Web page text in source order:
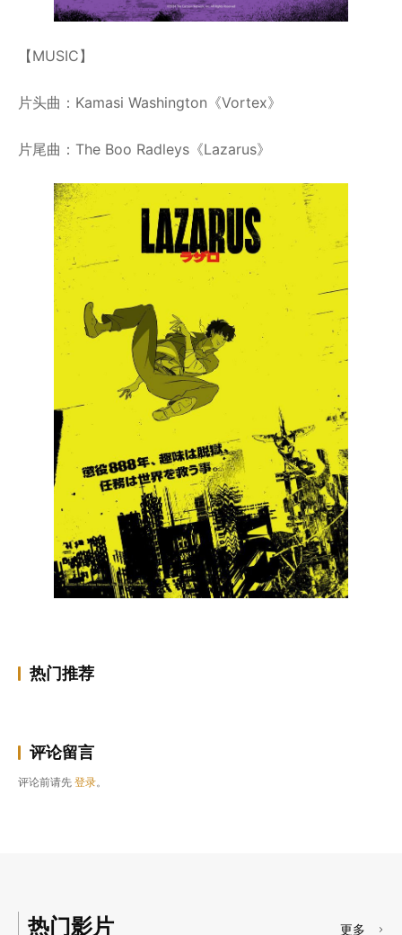
【MUSIC】
片头曲：Kamasi Washington《Vortex》
片尾曲：The Boo Radleys《Lazarus》
热门推荐
评论留言
评论前请先 登录。
热门影片 更多